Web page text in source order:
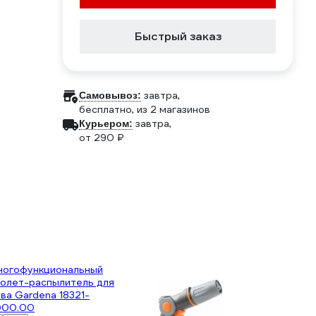
Быстрый заказ
Самовывоз: завтра,
бесплатно, из 2 магазинов
Курьером: завтра,
от 290 ₽